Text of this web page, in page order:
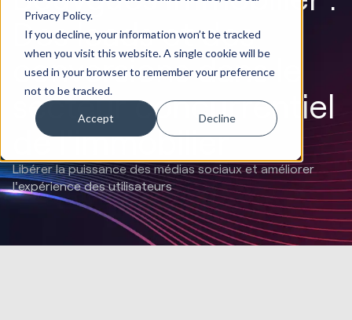
Privacy Policy.
If you decline, your information won’t be tracked
when you visit this website. A single cookie will be
used in your browser to remember your preference
not to be tracked.
Accept Decline
Des leads et des
conversions dans le
secteur concurrentiel
de l'immobilier
Libérer la puissance des médias sociaux et améliorer
l'expérience des utilisateurs